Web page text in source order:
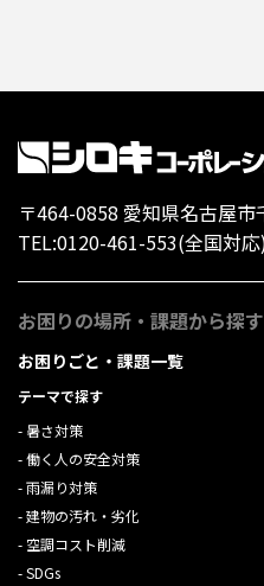
〒464-0858 愛知県名古屋
TEL:0120-461-553(全国対
お困りの場所・課題から探す
お困りごと・課題一覧
テーマで探す
暑さ対策
働く人の安全対策
雨漏り対策
建物の汚れ・劣化
空調コスト削減
SDGs